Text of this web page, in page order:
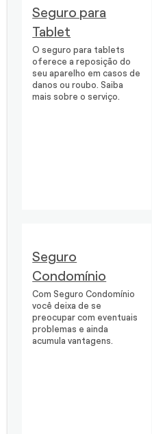
Seguro para
Tablet
O seguro para tablets
oferece a reposição do
seu aparelho em casos de
danos ou roubo. Saiba
mais sobre o serviço.
Seguro
Condomínio
Com Seguro Condomínio
você deixa de se
preocupar com eventuais
problemas e ainda
acumula vantagens.